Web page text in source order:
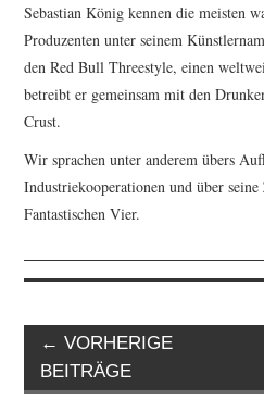
Sebastian König kennen die meisten
Produzenten unter seinem
den Red Bull Threestyle, einen
betreibt er gemeinsam mit den
Crust.
Wir sprachen unter anderem übers
Industriekooperationen und über
Fantastischen Vier.
Artikel-
Navigation
← VORHERIGE
BEITRÄGE